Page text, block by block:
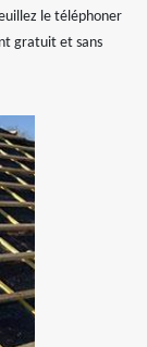
le téléphoner
gratuit et sans